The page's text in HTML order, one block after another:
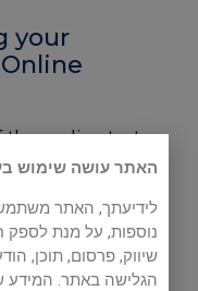
your
the reading texts
Book.
Reading
האתר עושה שימוש
נוספות, על מנת לספק
שיווק, פרסום, תוכן,
הגלישה באתר. המידע